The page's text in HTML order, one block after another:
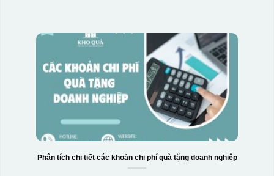
Phân tích chi tiết các khoản chi phí quà tặng doanh nghiệp